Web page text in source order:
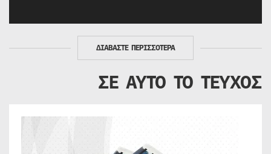
ΔΙΑΒΑΣΤΕ ΠΕΡΙΣΣΟΤΕΡΑ
ΣΕ ΑΥΤΟ ΤΟ ΤΕΥΧΟΣ